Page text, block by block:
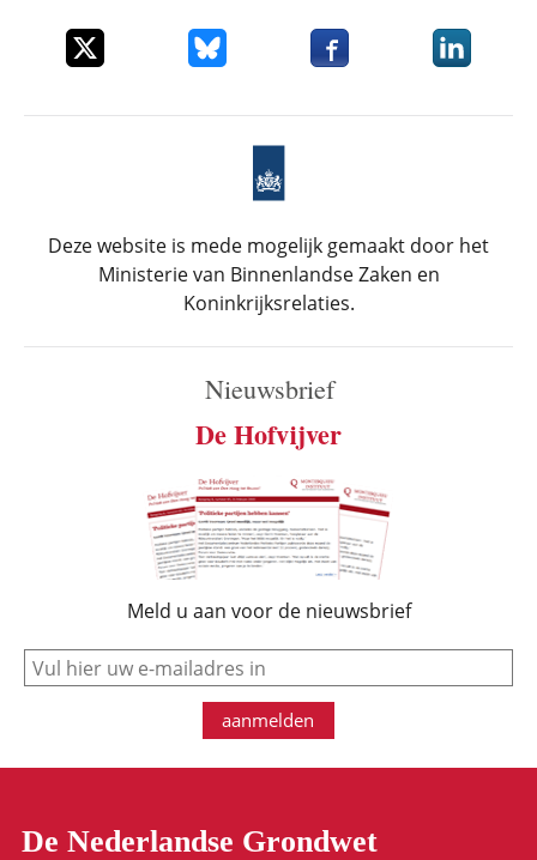
Deel dit item op XDeel dit item op Bluesky
Deel dit item opDeel dit
Deze website is mede mogelijk gemaakt door het
Ministerie van Binnenlandse Zaken en
Koninkrijksrelaties.
Nieuwsbrief
De Hofvijver
Meld u aan voor de nieuwsbrief
e-mail
aanmelden
De Nederlandse Grondwet